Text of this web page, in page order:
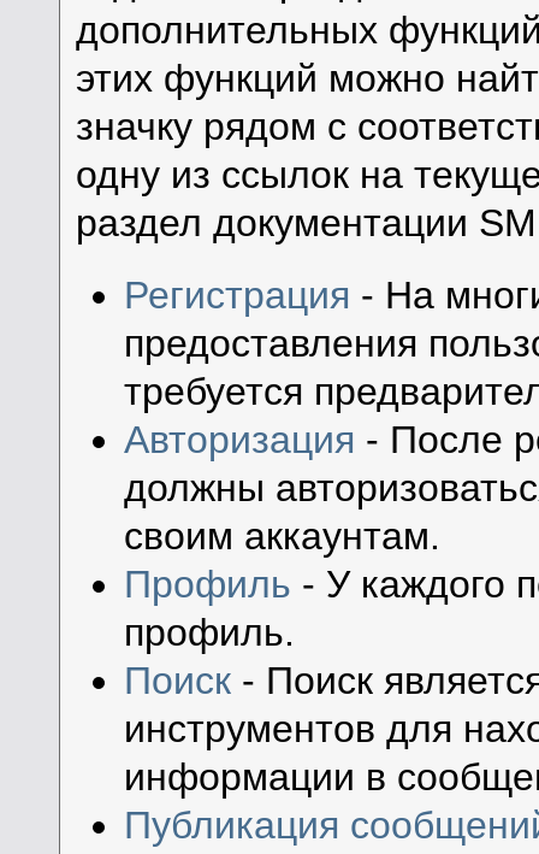
дополнительных
этих функций можно
значку рядом с
одну из ссылок на
раздел документации
Регистрация - На
предоставления
требуется
Авторизация - После
должны
своим аккаунтам.
Профиль - У каждого
профиль.
Поиск- Поиск
инструментов для
информации в
Публикация